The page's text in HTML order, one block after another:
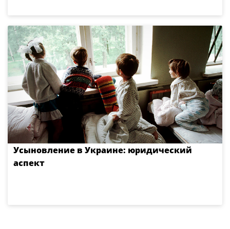
Усыновление в Украине: юридический
аспект